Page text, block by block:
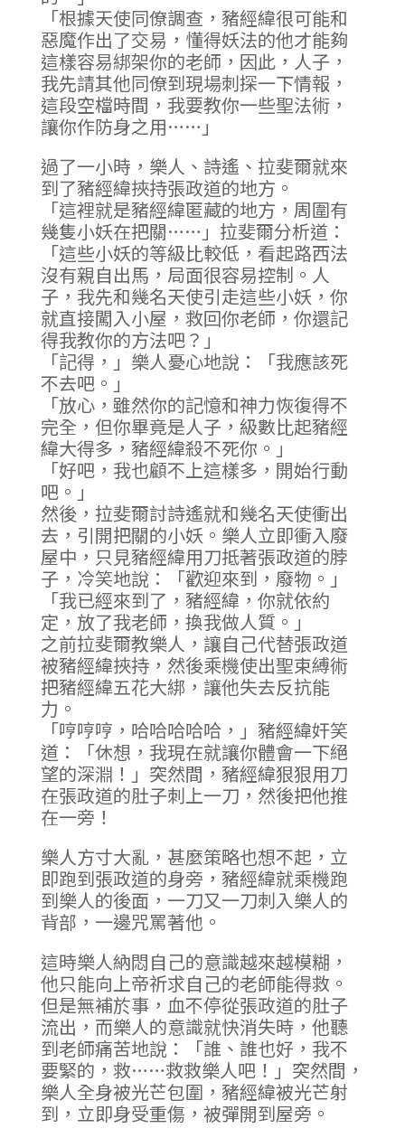
「根據天使同僚調查，豬經緯很可能和
惡魔作出了交易，懂得妖法的他才能夠
這樣容易綁架你的老師，因此，人子，
我先請其他同僚到現場刺探一下情報，
這段空檔時間，我要教你一些聖法術，
讓你作防身之用……」
過了一小時，樂人、詩遙、拉斐爾就來
到了豬經緯挾持張政道的地方。
「這裡就是豬經緯匿藏的地方，周圍有
幾隻小妖在把關……」拉斐爾分析道：
「這些小妖的等級比較低，看起路西法
沒有親自出馬，局面很容易控制。人
子，我先和幾名天使引走這些小妖，你
就直接闖入小屋，救回你老師，你還記
得我教你的方法吧？」
「記得，」樂人憂心地說：「我應該死
不去吧。」
「放心，雖然你的記憶和神力恢復得不
完全，但你畢竟是人子，級數比起豬經
緯大得多，豬經緯殺不死你。」
「好吧，我也顧不上這樣多，開始行動
吧。」
然後，拉斐爾討詩遙就和幾名天使衝出
去，引開把關的小妖。樂人立即衝入廢
屋中，只見豬經緯用刀抵著張政道的脖
子，冷笑地說：「歡迎來到，廢物。」
「我已經來到了，豬經緯，你就依約
定，放了我老師，換我做人質。」
之前拉斐爾教樂人，讓自己代替張政道
被豬經緯挾持，然後乘機使出聖束縛術
把豬經緯五花大綁，讓他失去反抗能
力。
「哼哼哼，哈哈哈哈哈，」豬經緯奸笑
道：「休想，我現在就讓你體會一下絕
望的深淵！」突然間，豬經緯狠狠用刀
在張政道的肚子刺上一刀，然後把他推
在一旁！
樂人方寸大亂，甚麼策略也想不起，立
即跑到張政道的身旁，豬經緯就乘機跑
到樂人的後面，一刀又一刀刺入樂人的
背部，一邊咒罵著他。
這時樂人納悶自己的意識越來越模糊，
他只能向上帝祈求自己的老師能得救。
但是無補於事，血不停從張政道的肚子
流出，而樂人的意識就快消失時，他聽
到老師痛苦地說：「誰、誰也好，我不
要緊的，救……救救樂人吧！」突然間，
樂人全身被光芒包圍，豬經緯被光芒射
到，立即身受重傷，被彈開到屋旁。